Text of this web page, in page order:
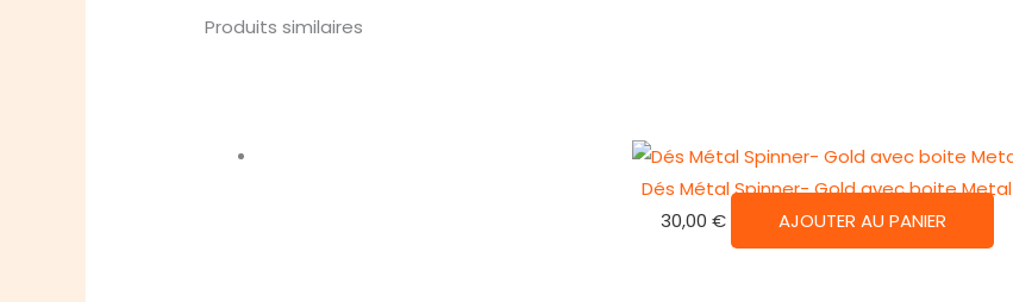
Produits similaires
Dés Métal Spinner- Gold avec boite Metal
30,00 € AJOUTER AU PANIER